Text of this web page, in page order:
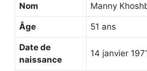
Nom Manny
Âge 51 ans
Date de
naissance
14 janvier